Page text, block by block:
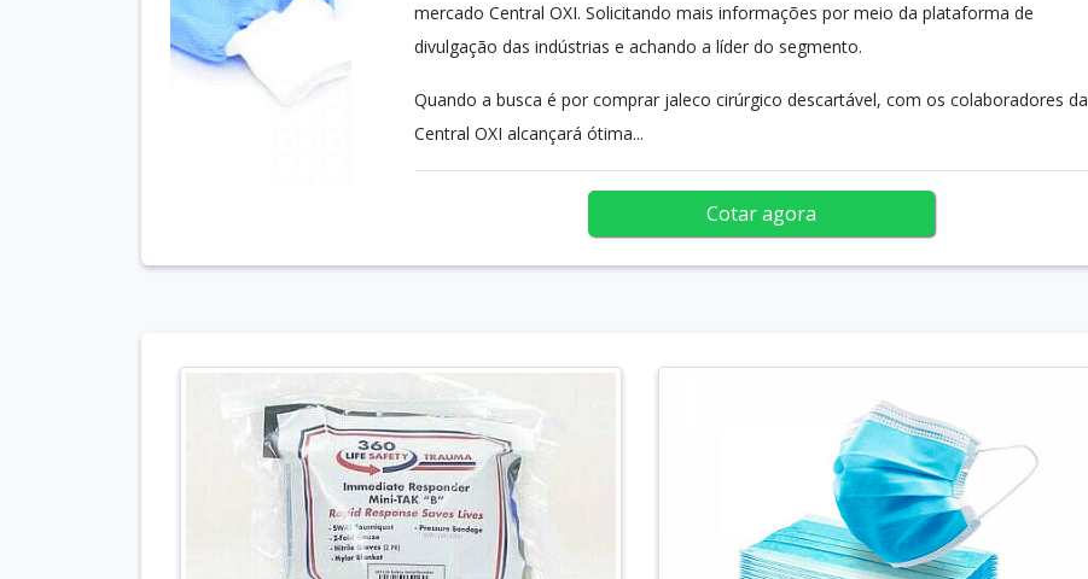
mercado Central OXI. Solicitando mais informações por meio da plataforma de
divulgação das indústrias e achando a líder do segmento.
Quando a busca é por comprar jaleco cirúrgico descartável, com os colaboradores da
Central OXI alcançará ótima...
Cotar agora